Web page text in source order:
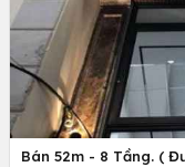
Bán 52m - 8 Tầng. (